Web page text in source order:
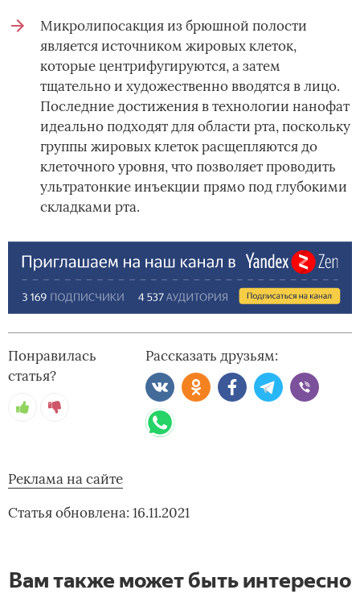
Микролипосакция из брюшной полости
является источником жировых клеток,
которые центрифугируются, а затем
тщательно и художественно вводятся в лицо.
Последние достижения в технологии нанофат
идеально подходят для области рта, поскольку
группы жировых клеток расщепляются до
клеточного уровня, что позволяет проводить
ультратонкие инъекции прямо под глубокими
складками рта.
Понравилась
статья?
Рассказать друзьям:
Реклама на сайте
Статья обновлена: 16.11.2021
Вам также может быть интересно